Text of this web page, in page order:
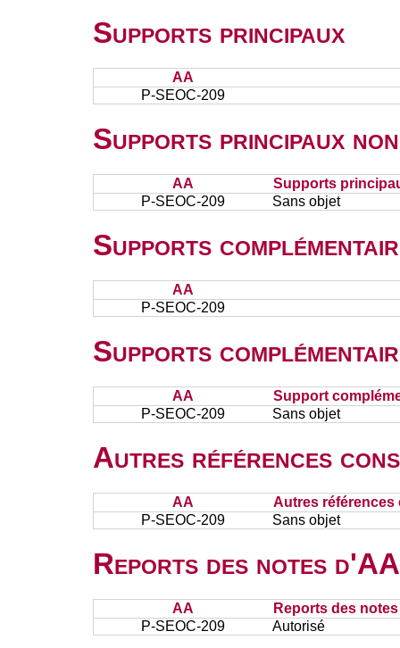
Supports principaux
AA
P-SEOC-209
Supports principaux
AA
Supports
P-SEOC-209
Sans objet
Supports
AA
P-SEOC-209
Supports
AA
Support
P-SEOC-209
Sans objet
Autres références
AA
Autres références
P-SEOC-209
Sans objet
Reports des notes
AA
Reports des
P-SEOC-209
Autorisé